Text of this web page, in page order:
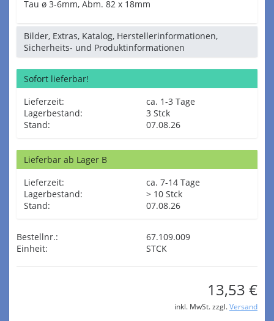
Tau ø 3-6mm, Abm. 82 x 18mm
Bilder, Extras, Katalog, Herstellerinformationen,
Sicherheits- und Produktinformationen
Sofort lieferbar!
Lieferzeit:
ca. 1-3 Tage
Lagerbestand:
3 Stck
Stand:
07.08.26
Lieferbar ab Lager B
Lieferzeit:
ca. 7-14 Tage
Lagerbestand:
> 10 Stck
Stand:
07.08.26
Bestellnr.:
67.109.009
Einheit:
STCK
13,53 €
inkl. MwSt. zzgl. Versand